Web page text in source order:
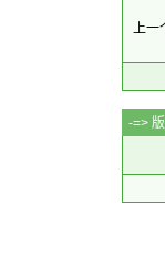
上一
-=>